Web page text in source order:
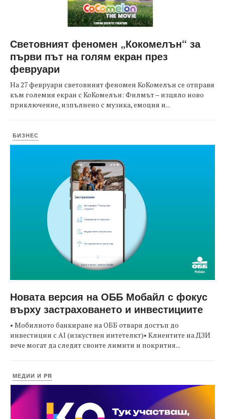
Световният феномен „Кокомелън“ за
първи път на голям екран през
февруари
На 27 февруари световният феномен КоКомелън се отправя
към големия екран с КоКомелън: Филмът – изцяло ново
приключение, изпълнено с музика, емоция и...
БИЗНЕС
Новата версия на ОББ Мобайл с фокус
върху застраховането и инвестициите
• Мобилното банкиране на ОББ отваря достъп до
инвестиции с AI (изкуствен интетелкт)• Клиентите на ДЗИ
вече могат да следят своите лимити и покрития...
МЕДИИ И PR